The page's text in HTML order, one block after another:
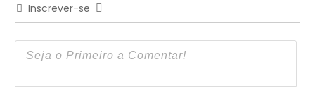
Inscrever-se